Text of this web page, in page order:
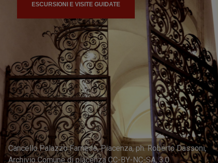
ESCURSIONI E VISITE GUIDATE
Cancello Palazzo Farnese, Piacenza, ph. Roberto Dassoni,
Archivio Comune di piacenza CC-BY-NC-SA, 3.0